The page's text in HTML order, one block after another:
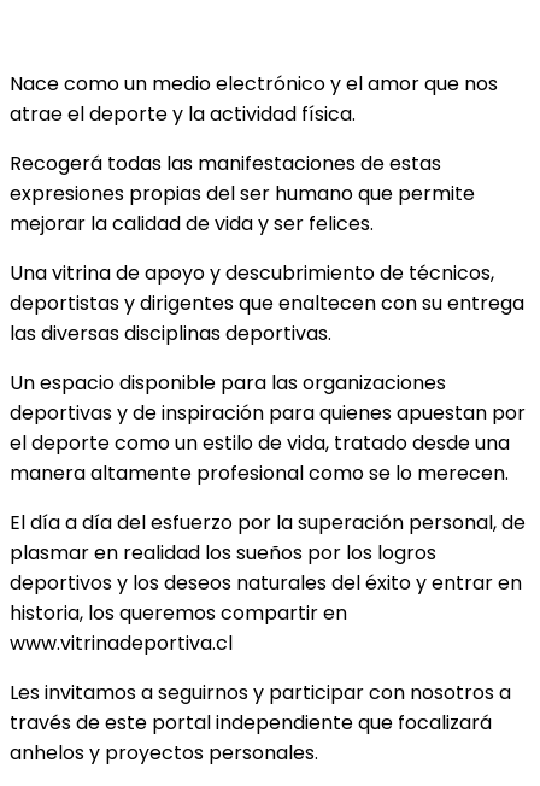
Nace como un medio electrónico y el amor que nos
atrae el deporte y la actividad física.
Recogerá todas las manifestaciones de estas
expresiones propias del ser humano que permite
mejorar la calidad de vida y ser felices.
Una vitrina de apoyo y descubrimiento de técnicos,
deportistas y dirigentes que enaltecen con su entrega
las diversas disciplinas deportivas.
Un espacio disponible para las organizaciones
deportivas y de inspiración para quienes apuestan por
el deporte como un estilo de vida, tratado desde una
manera altamente profesional como se lo merecen.
El día a día del esfuerzo por la superación personal, de
plasmar en realidad los sueños por los logros
deportivos y los deseos naturales del éxito y entrar en
historia, los queremos compartir en
www.vitrinadeportiva.cl
Les invitamos a seguirnos y participar con nosotros a
través de este portal independiente que focalizará
anhelos y proyectos personales.